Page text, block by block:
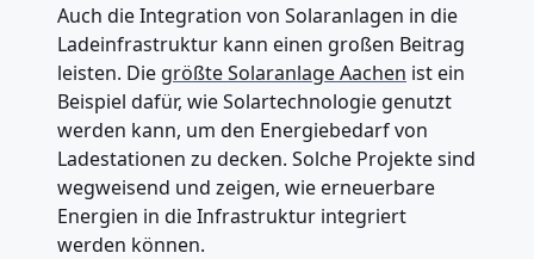
Auch die Integration von Solaranlagen in die
Ladeinfrastruktur kann einen großen Beitrag
leisten. Die größte Solaranlage Aachen ist ein
Beispiel dafür, wie Solartechnologie genutzt
werden kann, um den Energiebedarf von
Ladestationen zu decken. Solche Projekte sind
wegweisend und zeigen, wie erneuerbare
Energien in die Infrastruktur integriert
werden können.